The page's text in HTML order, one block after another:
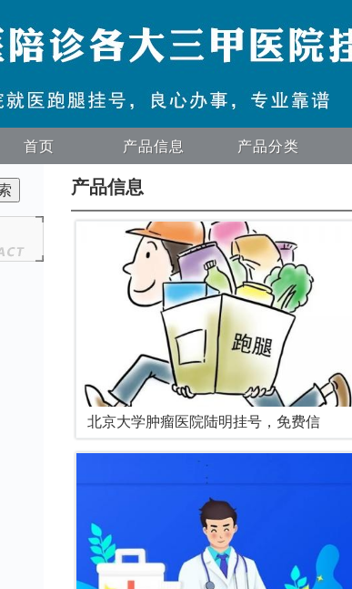
首页 产品信息 产品分类
产品信息
北京大学肿瘤医院陆明挂号，免费信